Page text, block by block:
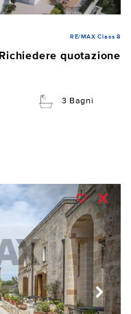
RE/MAX Class 8
Richiedere quotazione
3 Bagni